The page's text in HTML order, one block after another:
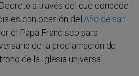
a través del que concede
con ocasión del Año de san
el Papa Francisco para
de la proclamación de
de la Iglesia universal.